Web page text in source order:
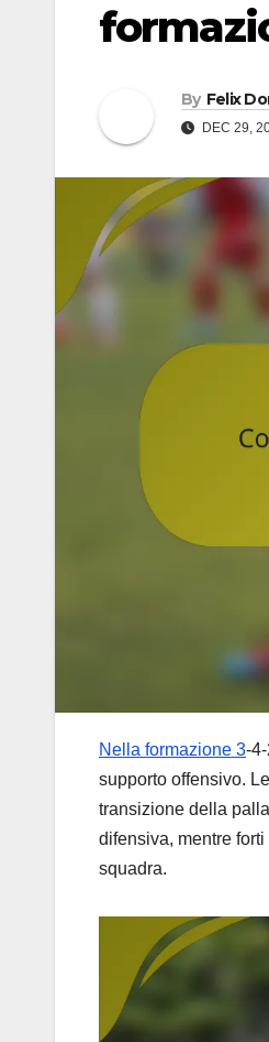
By Felix
DEC 29,
Nella formazione 3-
supporto offensivo.
transizione della
difensiva, mentre
squadra.